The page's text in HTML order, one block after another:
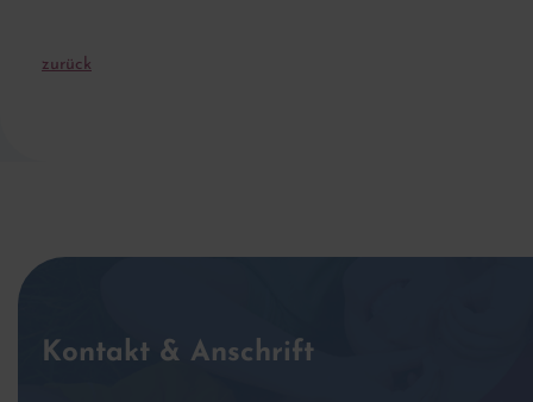
zurück
Kontakt & Anschrift